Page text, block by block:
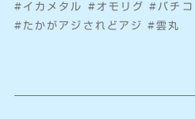
#イカメタル #オモリグ #バチ
#たかがアジされどアジ #雲丸